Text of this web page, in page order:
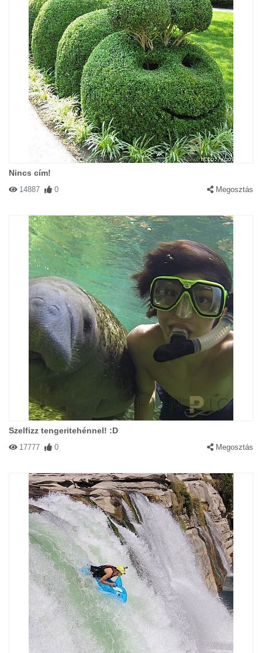
Nincs cím!
14887 0 Megosztás
Szelfizz tengeritehénnel! :D
17777 0 Megosztás